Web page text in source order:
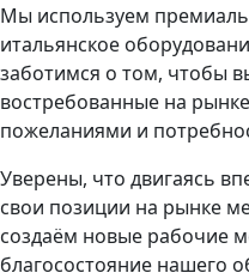
Мы используем
итальянское
заботимся о том, чтобы
востребованные на
пожеланиями и
Уверены, что двигаясь
свои позиции на рынке
создаём новые рабочие
благосостояние нашего